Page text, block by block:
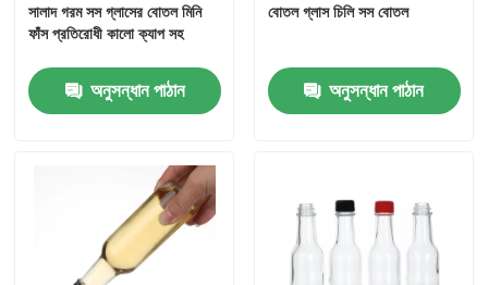
পণ্য
আমাদের সম্পর্কে
মান নিয়ন্ত্রণ
সালাদ গরম সস গ্লাসের বোতল মিনি
ফাঁস প্রতিরোধী কালো ক্যাপ সহ
অনুসন্ধান পাঠান
বোতল গ্লাস চিলি সস বোতল
অনুসন্ধান পাঠান